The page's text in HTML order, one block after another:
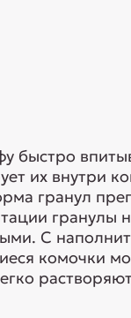
их внутри
гранул
С
комочки